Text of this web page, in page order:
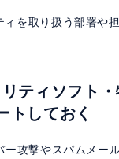
ィを取り扱う部署や
ティソフト
トしておく
ー攻撃やスパムメー